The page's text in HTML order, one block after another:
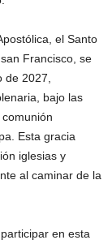
el Santo
Francisco, se
2027,
bajo las
Esta gracia
iglesias y
al caminar de la
en esta